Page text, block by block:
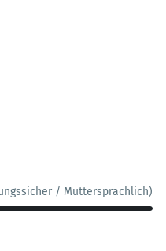
/ Muttersprachlich)